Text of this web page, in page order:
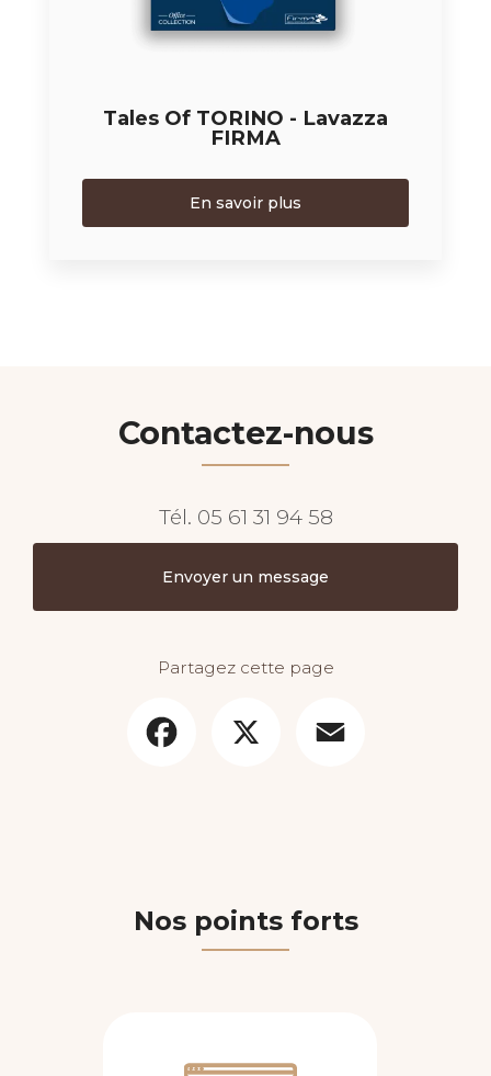
Tales Of TORINO - Lavazza
FIRMA
En savoir plus
Contactez-nous
Tél. 05 61 31 94 58
Envoyer un message
Partagez cette page
Nos points forts